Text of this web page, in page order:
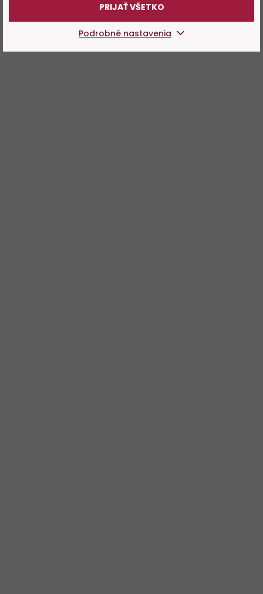
PRIJAŤ VŠETKO
Podrobné nastavenia